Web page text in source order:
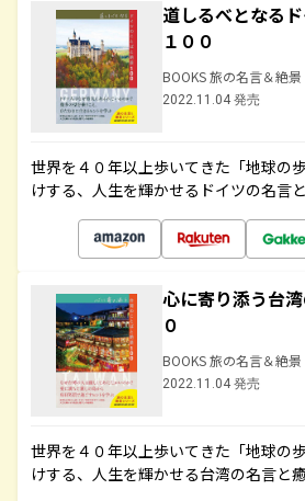
道しるべとなる
１００
BOOKS 旅の名言＆絶景
2022.11.04 発売
世界を４０年以上歩いてきた「地球の
けする、人生を輝かせるドイツの名言
心に寄り添う台
０
BOOKS 旅の名言＆絶景
2022.11.04 発売
世界を４０年以上歩いてきた「地球の
けする、人生を輝かせる台湾の名言と